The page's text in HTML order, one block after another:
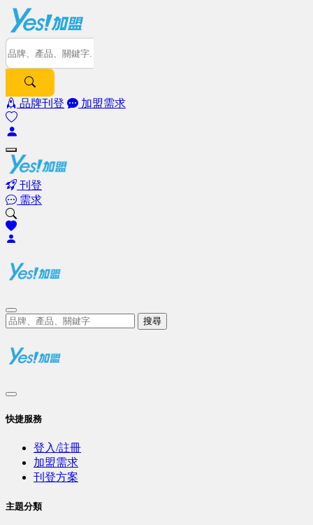
品牌刊登 加盟需求
刊登
需求
搜尋
快捷服務
登入/註冊
加盟需求
刊登方案
主題分類